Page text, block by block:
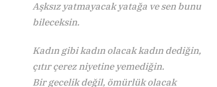
Aşksız yatmayacak yatağa ve sen bunu
bileceksin.
Kadın gibi kadın olacak kadın dediğin,
çıtır çerez niyetine yemediğin.
Bir gecelik değil, ömürlük olacak